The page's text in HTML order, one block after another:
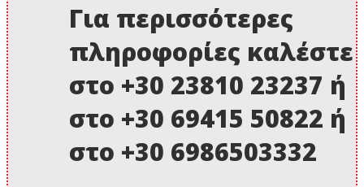
Για περισσότερες
πληροφορίες καλέστε
στο +30 23810 23237 ή
στο +30 69415 50822 ή
στο +30 6986503332